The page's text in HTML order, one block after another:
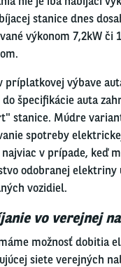
stanice dnes
výkonom 7,2kW či
príplatkovej výbave
špecifikácie auta
stanice. Múdre
spotreby
v prípade, keď
odobranej
vozidiel.
vo verejnej
možnosť dobitia
siete verejných